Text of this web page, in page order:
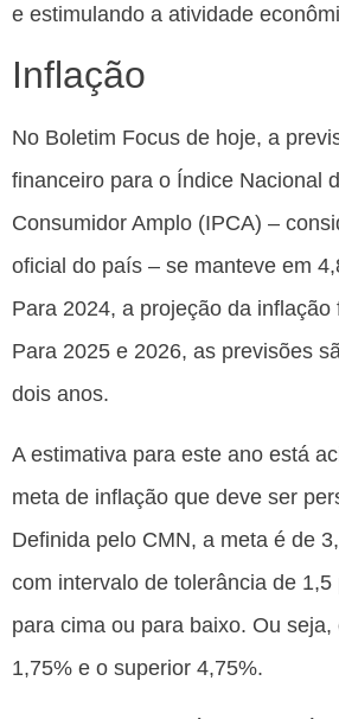
e estimulando a atividade
Inflação
No Boletim Focus de hoje, a
financeiro para o Índice Nacional
Consumidor Amplo (IPCA) –
oficial do país – se manteve em
Para 2024, a projeção da inflação
Para 2025 e 2026, as previsões
dois anos.
A estimativa para este ano está
meta de inflação que deve ser
Definida pelo CMN, a meta é de
com intervalo de tolerância de 1,5
para cima ou para baixo. Ou
1,75% e o superior 4,75%.